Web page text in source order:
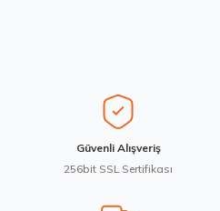
pahalı.
olmalı.
Plus RA33D 2025Güvenli Alışveriş
256bit SSL Sertifikası